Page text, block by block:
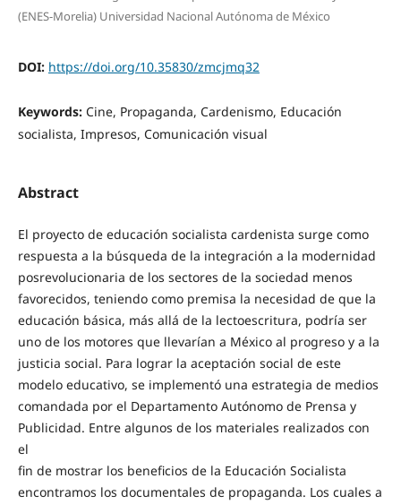
(ENES-Morelia) Universidad Nacional Autónoma de México
DOI: https://doi.org/10.35830/zmcjmq32
Keywords: Cine, Propaganda, Cardenismo, Educación
socialista, Impresos, Comunicación visual
Abstract
El proyecto de educación socialista cardenista surge como
respuesta a la búsqueda de la integración a la modernidad
posrevolucionaria de los sectores de la sociedad menos
favorecidos, teniendo como premisa la necesidad de que la
educación básica, más allá de la lectoescritura, podría ser
uno de los motores que llevarían a México al progreso y a la
justicia social. Para lograr la aceptación social de este
modelo educativo, se implementó una estrategia de medios
comandada por el Departamento Autónomo de Prensa y
Publicidad. Entre algunos de los materiales realizados con
el
fin de mostrar los beneficios de la Educación Socialista
encontramos los documentales de propaganda. Los cuales a